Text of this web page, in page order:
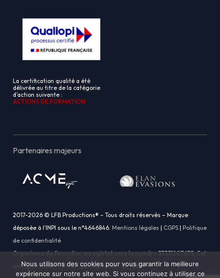
La certification qualité a été
délivrée au titre de la catégorie
d’action suivante :
ACTIONS DE FORMATION
Partenaires majeurs
2017-2026 © LFB Productions® – Tous droits réservés – Marque
déposée à l’INPI sous le n°4646846. Mentions légales | CGPS| Politique
de confidentialité
Organisme de formation enregistré sous le numéro 53351207635. Cet
enregistrement ne vaut pas agrément de l’État.
Nous utilisons des cookies pour vous garantir la meilleure
expérience sur notre site web. Si vous continuez à utiliser ce